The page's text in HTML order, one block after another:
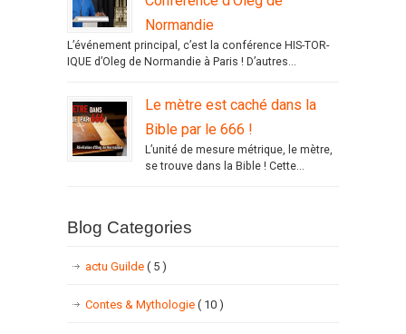
Normandie
L’événement principal, c’est la conférence HIS-TOR-
IQUE d’Oleg de Normandie à Paris ! D’autres...
Le mètre est caché dans la
Bible par le 666 !
L’unité de mesure métrique, le mètre,
se trouve dans la Bible ! Cette...
Blog Categories
actu Guilde ( 5 )
Contes & Mythologie ( 10 )